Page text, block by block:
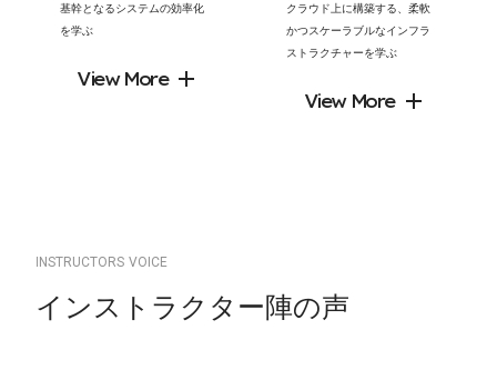
基幹となるシステムの効率化
を学ぶ
View More
クラウド上に構築する、柔軟
かつスケーラブルなインフラ
ストラクチャーを学ぶ
View More
NSTRUCTO RS VO CE
イ ン ス ト ラ ク タ ー陣の声